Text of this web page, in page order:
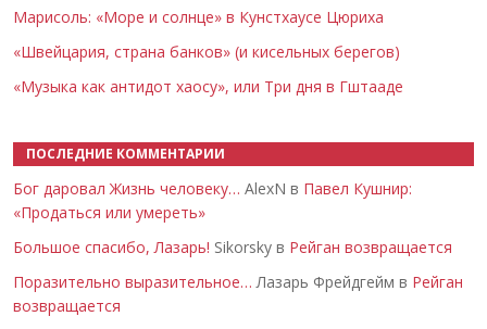
Марисоль: «Море и солнце» в Кунстхаусе Цюриха
«Швейцария, страна банков» (и кисельных берегов)
«Музыка как антидот хаосу», или Три дня в Гштааде
ПОСЛЕДНИЕ КОММЕНТАРИИ
Бог даровал Жизнь человеку… AlexN в Павел Кушнир:
«Продаться или умереть»
Большое спасибо, Лазарь! Sikorsky в Рейган возвращается
Поразительно выразительное… Лазарь Фрейдгейм в Рейган
возвращается